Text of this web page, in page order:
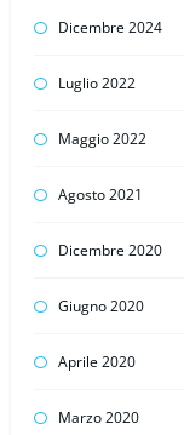
Dicembre 2024
Luglio 2022
Maggio 2022
Agosto 2021
Dicembre 2020
Giugno 2020
Aprile 2020
Marzo 2020